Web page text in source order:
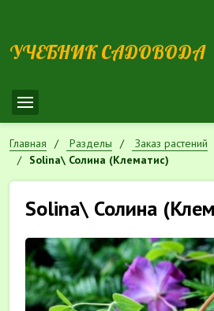
УЧЕБНИК САДОВОДА
Главная Разделы Заказ растений
Solina\ Солина (Клематис)
Solina\ Солина